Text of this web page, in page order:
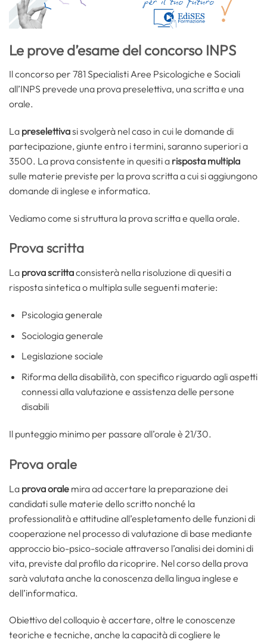
Le prove d’esame del concorso INPS
Il concorso per 781 Specialisti Aree Psicologiche e Sociali
all’INPS prevede una prova preselettiva, una scritta e una
orale.
La preselettivasi svolgerà nel caso in cui le domande di
partecipazione, giunte entro i termini, saranno superiori a
3500. La prova consistente in quesiti a risposta multipla
sulle materie previste per la prova scritta a cui si aggiungono
domande di inglese e informatica.
Vediamo come si struttura la prova scritta e quella orale.
Prova scritta
La prova scrittaconsisterà nella risoluzione di quesiti a
risposta sintetica o multipla sulle seguenti materie:
Psicologia generale
Sociologia generale
Legislazione sociale
Riforma della disabilità, con specifico riguardo agli aspetti
connessi alla valutazione e assistenza delle persone
disabili
Il punteggio minimo per passare all’orale è 21/30.
Prova orale
La prova orale mira ad accertare la preparazione dei
candidati sulle materie dello scritto nonché la
professionalità e attitudine all’espletamento delle funzioni di
cooperazione nel processo di valutazione di base mediante
approccio bio-psico-sociale attraverso l’analisi dei domini di
vita, previste dal profilo da ricoprire. Nel corso della prova
sarà valutata anche la conoscenza della lingua inglese e
dell’informatica.
Obiettivo del colloquio è accertare, oltre le conoscenze
teoriche e tecniche, anche la capacità di cogliere le